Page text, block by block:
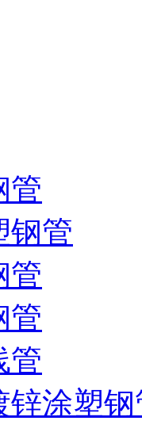
管
钢管
管
管
管
锌涂塑钢